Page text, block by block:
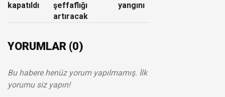
kapatıldı
şeffaflığı
artıracak
yangını
YORUMLAR (0)
Bu habere henüz yorum yapılmamış. İlk
yorumu siz yapın!